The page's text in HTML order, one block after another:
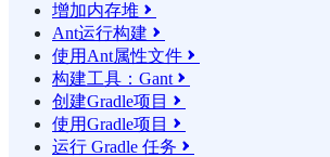
增加内存堆 
Ant运行构建 
使用Ant属性文件 
构建工具：Gant 
创建Gradle项目 
使用Gradle项目 
运行 Gradle 任务 